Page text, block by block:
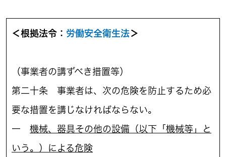
＜根拠法令： 労働安全衛生法＞
（事業者の講ずべき措置等）
第二十条 事業者は、次の危険を防止するため必
要な措置を講じなければならない。
一 機械、器具その他の設備（以下「機械等」と
いう。）による危険